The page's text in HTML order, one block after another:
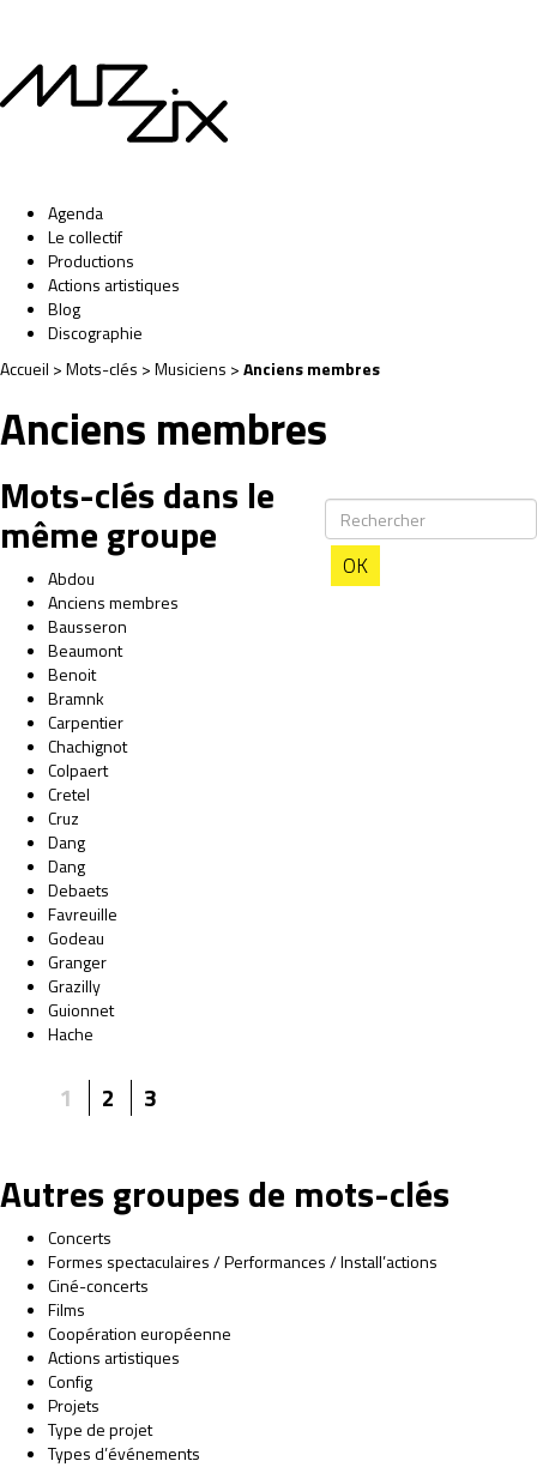
Agenda
Le collectif
Productions
Actions artistiques
Blog
Discographie
Accueil > Mots-clés > Musiciens >Anciens membres
Anciens membres
OK
Mots-clés dans le
même groupe
Abdou
Anciens membres
Bausseron
Beaumont
Benoit
Bramnk
Carpentier
Chachignot
Colpaert
Cretel
Cruz
Dang
Dang
Debaets
Favreuille
Godeau
Granger
Grazilly
Guionnet
Hache
1 2 3
Autres groupes de mots-clés
Concerts
Formes spectaculaires / Performances / Install’actions
Ciné-concerts
Films
Coopération européenne
Actions artistiques
Config
Projets
Type de projet
Types d’événements